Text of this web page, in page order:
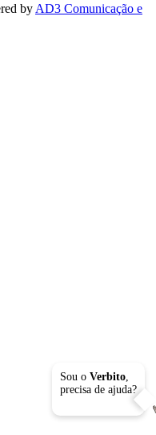
Sou o Verbito,
precisa de ajuda?
by AD3 Comunicação e